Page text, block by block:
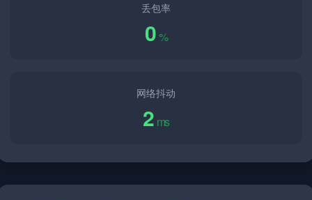
丢包率
0%
网络抖动
2 ms